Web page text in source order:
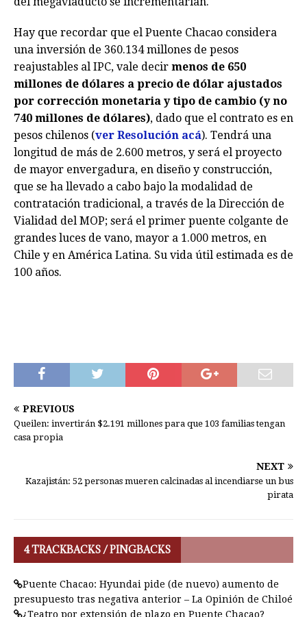
Hay que recordar que el Puente Chacao considera
una inversión de 360.134 millones de pesos
reajustables al IPC, vale decir menos de 650
millones de dólares a precio de dólar ajustados
por corrección monetaria y tipo de cambio (y no
740 millones de dólares), dado que el contrato es en
pesos chilenos (ver Resolución acá). Tendrá una
longitud de más de 2.600 metros, y será el proyecto
de mayor envergadura, en diseño y construcción,
que se ha llevado a cabo bajo la modalidad de
contratación tradicional, a través de la Dirección de
Vialidad del MOP; será el primer puente colgante de
grandes luces de vano, mayor a 1.000 metros, en
Chile y en América Latina. Su vida útil estimada es de
100 años.
PREVIOUS
Queilen: invertirán $2.191 millones para que 103 familias tengan
casa propia
NEXT
Kazajistán: 52 personas mueren calcinadas al incendiarse un bus
pirata
4 TRACKBACKS / PINGBACKS
Puente Chacao: Hyundai pide (de nuevo) aumento de
presupuesto tras negativa anterior – La Opinión de Chiloé
¿Teatro por extensión de plazo en Puente Chacao?